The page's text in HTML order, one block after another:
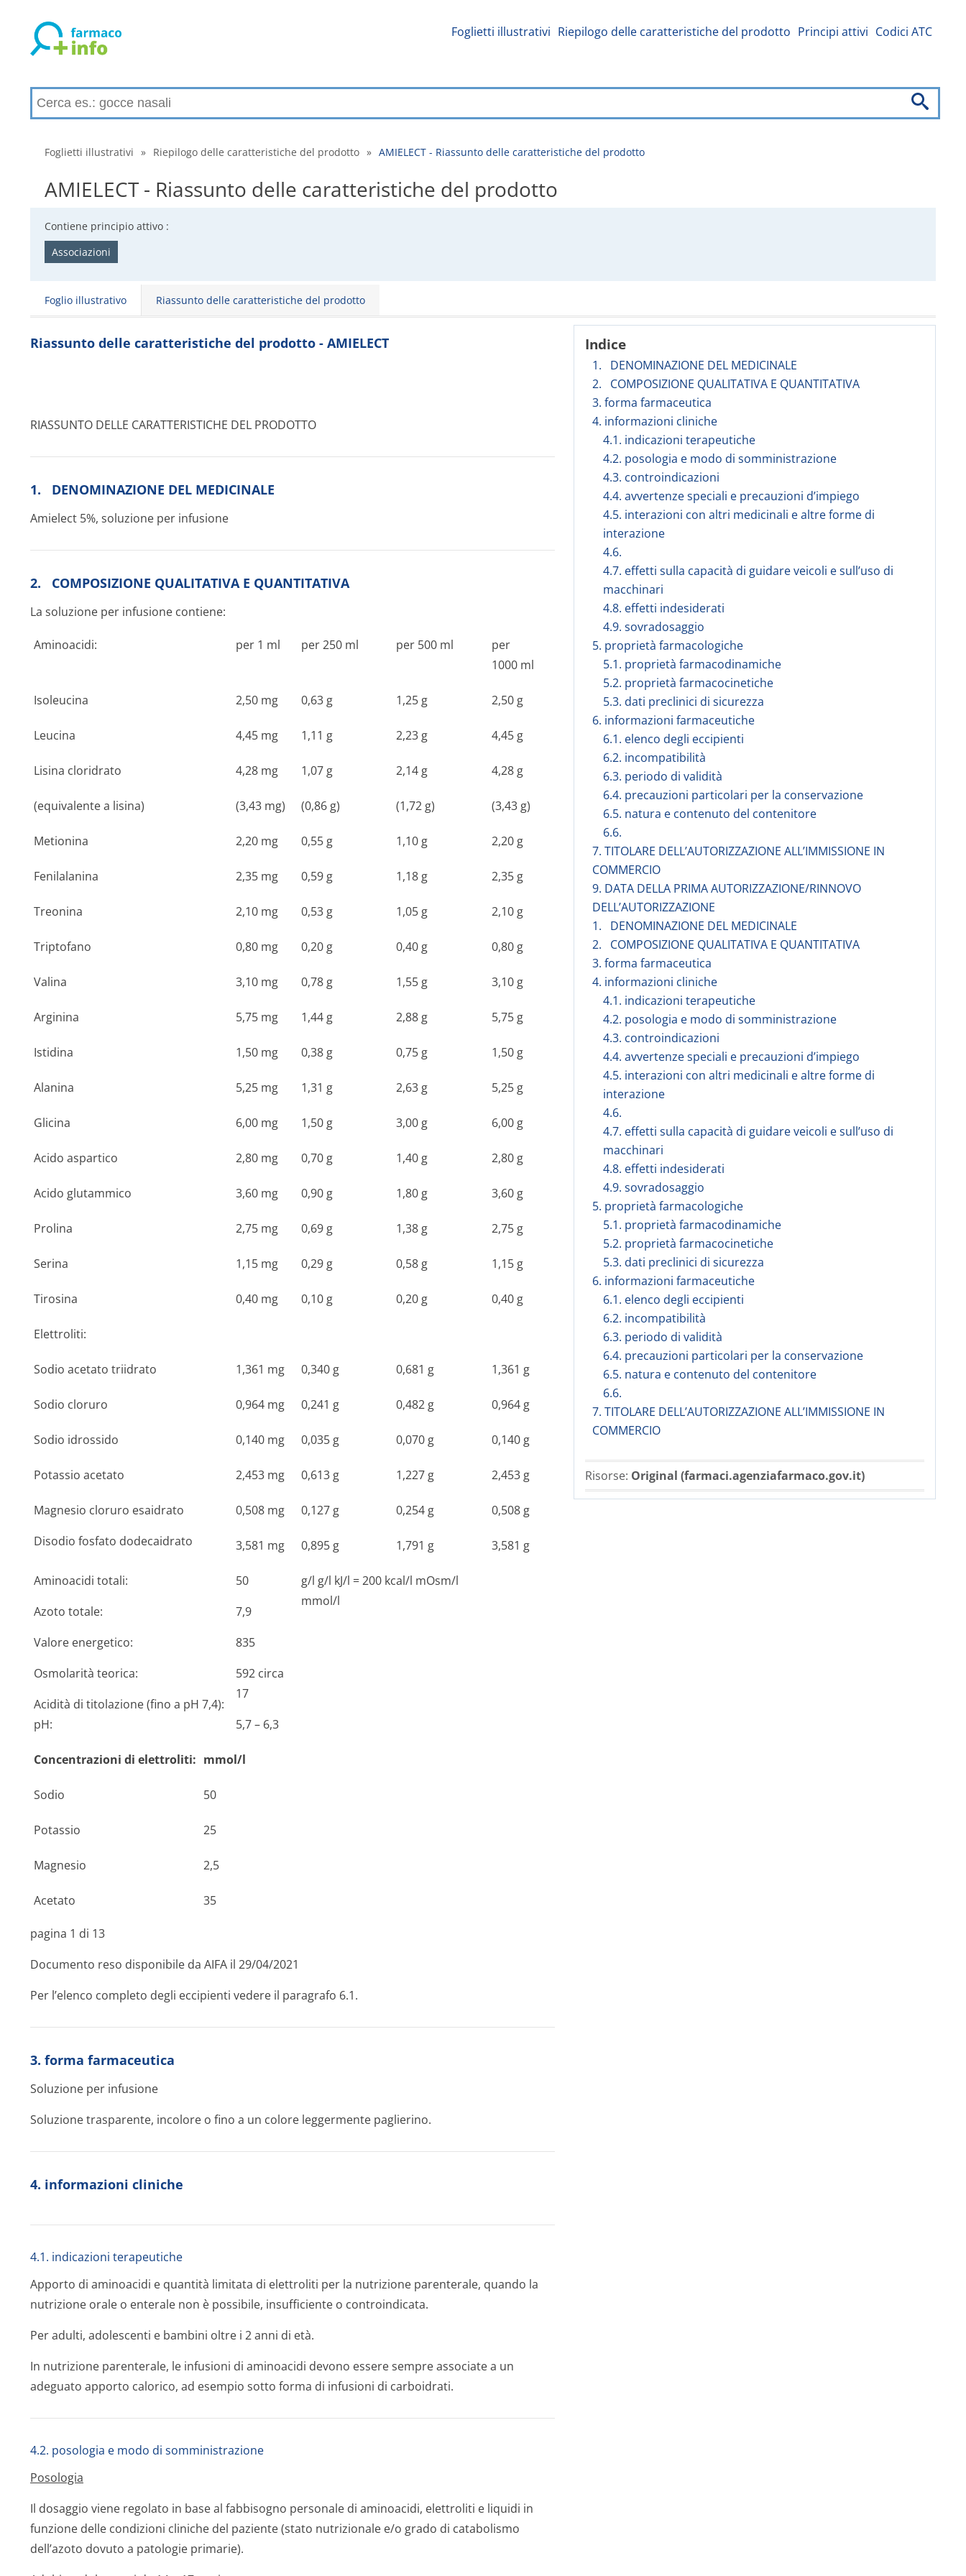
Foglietti illustrativi Riepilogo delle caratteristiche del prodotto Principi attivi Codici ATC
Foglietti illustrativi » Riepilogo delle caratteristiche del prodotto » AMIELECT - Riassunto delle caratteristiche del prodotto
AMIELECT - Riassunto delle caratteristiche del prodotto
Contiene principio attivo :
Associazioni
Foglio illustrativo Riassunto delle caratteristiche del prodotto
Indice
1. DENOMINAZIONE DEL MEDICINALE
2. COMPOSIZIONE QUALITATIVA E QUANTITATIVA
3. forma farmaceutica
4. informazioni cliniche
4.1. indicazioni terapeutiche
4.2. posologia e modo di somministrazione
4.3. controindicazioni
4.4. avvertenze speciali e precauzioni d’impiego
4.5. interazioni con altri medicinali e altre forme di
interazione
4.6.
4.7. effetti sulla capacità di guidare veicoli e sull’uso di
macchinari
4.8. effetti indesiderati
4.9. sovradosaggio
5. proprietà farmacologiche
5.1. proprietà farmacodinamiche
5.2. proprietà farmacocinetiche
5.3. dati preclinici di sicurezza
6. informazioni farmaceutiche
6.1. elenco degli eccipienti
6.2. incompatibilità
6.3. periodo di validità
6.4. precauzioni particolari per la conservazione
6.5. natura e contenuto del contenitore
6.6.
7. TITOLARE DELL’AUTORIZZAZIONE ALL’IMMISSIONE IN
COMMERCIO
9. DATA DELLA PRIMA AUTORIZZAZIONE/RINNOVO
DELL’AUTORIZZAZIONE
1. DENOMINAZIONE DEL MEDICINALE
2. COMPOSIZIONE QUALITATIVA E QUANTITATIVA
3. forma farmaceutica
4. informazioni cliniche
4.1. indicazioni terapeutiche
4.2. posologia e modo di somministrazione
4.3. controindicazioni
4.4. avvertenze speciali e precauzioni d’impiego
4.5. interazioni con altri medicinali e altre forme di
interazione
4.6.
4.7. effetti sulla capacità di guidare veicoli e sull’uso di
macchinari
4.8. effetti indesiderati
4.9. sovradosaggio
5. proprietà farmacologiche
5.1. proprietà farmacodinamiche
5.2. proprietà farmacocinetiche
5.3. dati preclinici di sicurezza
6. informazioni farmaceutiche
6.1. elenco degli eccipienti
6.2. incompatibilità
6.3. periodo di validità
6.4. precauzioni particolari per la conservazione
6.5. natura e contenuto del contenitore
6.6.
7. TITOLARE DELL’AUTORIZZAZIONE ALL’IMMISSIONE IN
COMMERCIO
Risorse: Original (farmaci.agenziafarmaco.gov.it)
Riassunto delle caratteristiche del prodotto - AMIELECT
RIASSUNTO DELLE CARATTERISTICHE DEL PRODOTTO
1. DENOMINAZIONE DEL MEDICINALE
Amielect 5%, soluzione per infusione
2. COMPOSIZIONE QUALITATIVA E QUANTITATIVA
La soluzione per infusione contiene:
Aminoacidi: per 1 ml per 250 ml per 500 ml
per
1000 ml
Isoleucina 2,50 mg 0,63 g 1,25 g 2,50 g
Leucina 4,45 mg 1,11 g 2,23 g 4,45 g
Lisina cloridrato 4,28 mg 1,07 g 2,14 g 4,28 g
(equivalente a lisina) (3,43 mg) (0,86 g) (1,72 g) (3,43 g)
Metionina 2,20 mg 0,55 g 1,10 g 2,20 g
Fenilalanina 2,35 mg 0,59 g 1,18 g 2,35 g
Treonina 2,10 mg 0,53 g 1,05 g 2,10 g
Triptofano 0,80 mg 0,20 g 0,40 g 0,80 g
Valina 3,10 mg 0,78 g 1,55 g 3,10 g
Arginina 5,75 mg 1,44 g 2,88 g 5,75 g
Istidina 1,50 mg 0,38 g 0,75 g 1,50 g
Alanina 5,25 mg 1,31 g 2,63 g 5,25 g
Glicina 6,00 mg 1,50 g 3,00 g 6,00 g
Acido aspartico 2,80 mg 0,70 g 1,40 g 2,80 g
Acido glutammico 3,60 mg 0,90 g 1,80 g 3,60 g
Prolina 2,75 mg 0,69 g 1,38 g 2,75 g
Serina 1,15 mg 0,29 g 0,58 g 1,15 g
Tirosina 0,40 mg 0,10 g 0,20 g 0,40 g
Elettroliti:
Sodio acetato triidrato 1,361 mg 0,340 g 0,681 g 1,361 g
Sodio cloruro 0,964 mg 0,241 g 0,482 g 0,964 g
Sodio idrossido 0,140 mg 0,035 g 0,070 g 0,140 g
Potassio acetato 2,453 mg 0,613 g 1,227 g 2,453 g
Magnesio cloruro esaidrato
Disodio fosfato dodecaidrato
0,508 mg 0,127 g 0,254 g 0,508 g
3,581 mg 0,895 g 1,791 g 3,581 g
Aminoacidi totali:
Azoto totale:
Valore energetico:
Osmolarità teorica:
Acidità di titolazione (fino a pH 7,4):
pH:
50
7,9
835
592 circa
17
5,7 – 6,3
g/l g/l kJ/l = 200 kcal/l mOsm/l
mmol/l
Concentrazioni di elettroliti: mmol/l
Sodio 50
Potassio 25
Magnesio 2,5
Acetato 35
pagina 1 di 13
Documento reso disponibile da AIFA il 29/04/2021
Per l’elenco completo degli eccipienti vedere il paragrafo 6.1.
3. forma farmaceutica
Soluzione per infusione
Soluzione trasparente, incolore o fino a un colore leggermente paglierino.
4. informazioni cliniche
4.1. indicazioni terapeutiche
Apporto di aminoacidi e quantità limitata di elettroliti per la nutrizione parenterale, quando la
nutrizione orale o enterale non è possibile, insufficiente o controindicata.
Per adulti, adolescenti e bambini oltre i 2 anni di età.
In nutrizione parenterale, le infusioni di aminoacidi devono essere sempre associate a un
adeguato apporto calorico, ad esempio sotto forma di infusioni di carboidrati.
4.2. posologia e modo di somministrazione
Posologia
Il dosaggio viene regolato in base al fabbisogno personale di aminoacidi, elettroliti e liquidi in
funzione delle condizioni cliniche del paziente (stato nutrizionale e/o grado di catabolismo
dell’azoto dovuto a patologie primarie).